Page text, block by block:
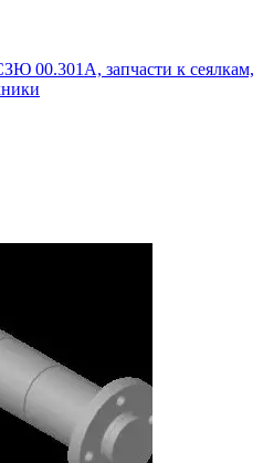
00.301А, запчасти к сеялкам,